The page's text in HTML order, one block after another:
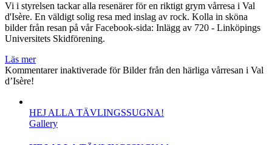
Vi i styrelsen tackar alla resenärer för en riktigt grym vårresa i Val
d'Isère. En väldigt solig resa med inslag av rock. Kolla in sköna
bilder från resan på vår Facebook-sida: Inlägg av 720 - Linköpings
Universitets Skidförening.
Läs mer
Kommentarer inaktiverade för Bilder från den härliga vårresan i Val
d’Isère!
HEJ ALLA TÄVLINGSSUGNA!
Gallery